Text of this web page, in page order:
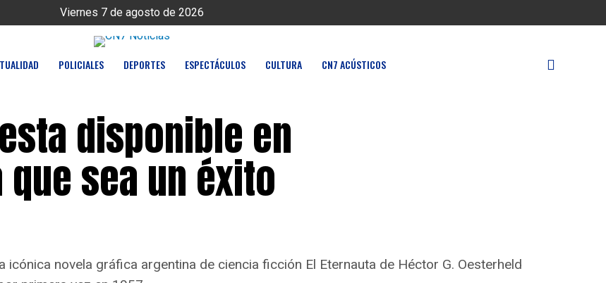
Viernes 7 de agosto de 2026
POLICIALES DEPORTES ESPECTÁCULOS CULTURA CN7 ACÚSTICOS
disponible en
sea un éxito
novela gráfica argentina de ciencia ficción El Eternauta de Héctor G. Oesterheld